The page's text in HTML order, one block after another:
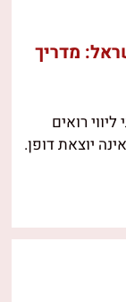
מדריך
רואים
יוצאת דופן.